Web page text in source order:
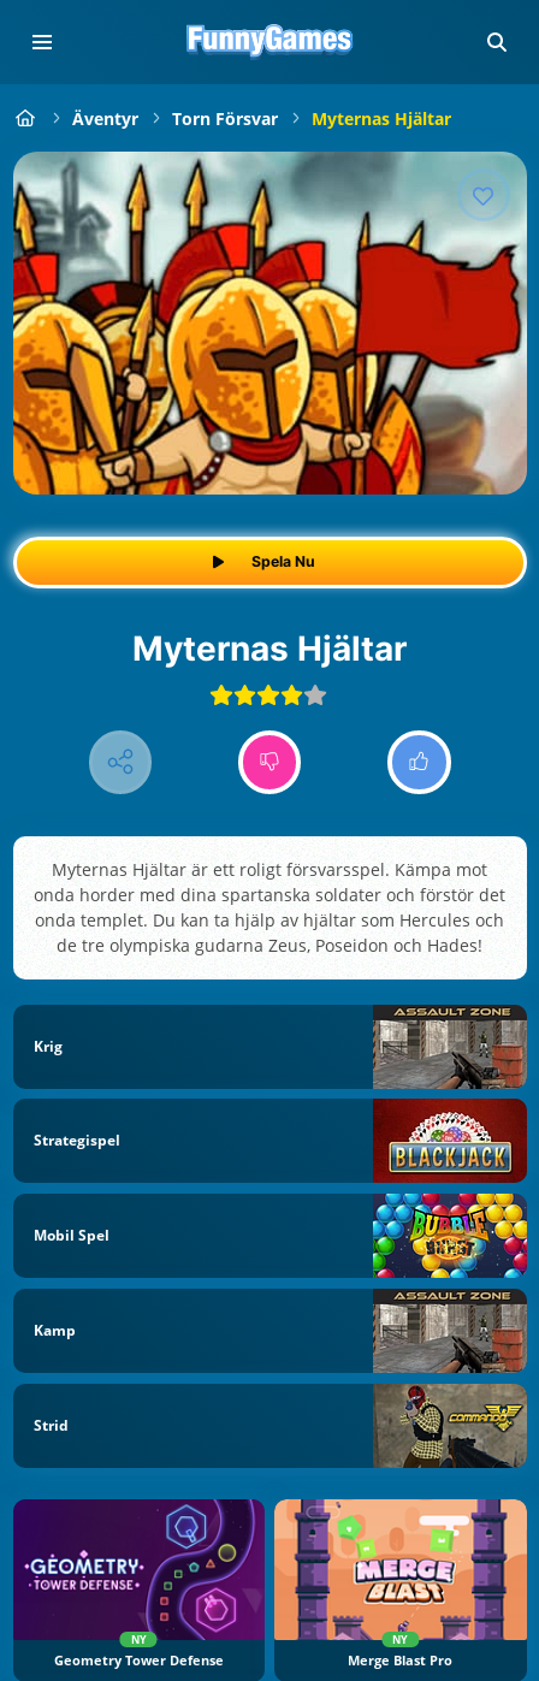
Äventyr Torn Försvar Myternas Hjältar
Spela Nu
Myternas Hjältar
Myternas Hjältar är ett roligt försvarsspel. Kämpa mot
onda horder med dina spartanska soldater och förstör det
onda templet. Du kan ta hjälp av hjältar som Hercules och
de tre olympiska gudarna Zeus, Poseidon och Hades!
Krig
Strategispel
Mobil Spel
Kamp
Strid
NY
Geometry Tower Defense
NY
Merge Blast Pro